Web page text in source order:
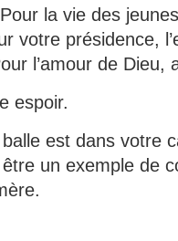
la vie des
votre présidence,
l’amour de Dieu,
espoir.
est dans votre
un exemple de